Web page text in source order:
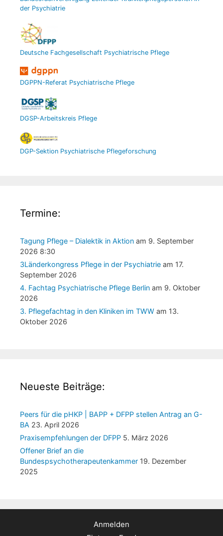
der Psychiatrie
Deutsche Fachgesellschaft Psychiatrische Pflege
DGPPN-Referat Psychiatrische Pflege
DGSP-Arbeitskreis Pflege
DGP-Sektion Psychiatrische Pflegeforschung
Termine:
Tagung Pflege – Dialektik in Aktion am 9. September
2026 8:30
3Länderkongress Pflege in der Psychiatrie am 17.
September 2026
4. Fachtag Psychiatrische Pflege Berlin am 9. Oktober
2026
3. Pflegefachtag in den Kliniken im TWW am 13.
Oktober 2026
Neueste Beiträge:
Peers für die pHKP | BAPP + DFPP stellen Antrag an G-
BA 23. April 2026
Praxisempfehlungen der DFPP 5. März 2026
Offener Brief an die
Bundespsychotherapeutenkammer 19. Dezember
2025
Anmelden